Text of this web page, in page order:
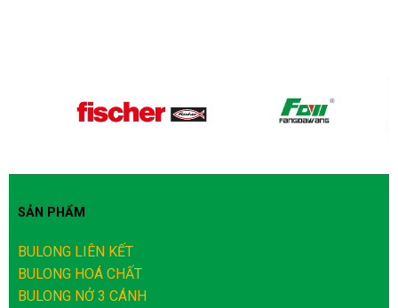
SẢN PHẨM
BULONG LIÊN KẾT
BULONG HOÁ CHẤT
BULONG NỞ 3 CÁNH